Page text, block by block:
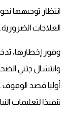
انتظار توجيهها
العلاجات الضرورية.
وفور إخطارها،
وانتشال جثتي
أوليا قصد الوقوف
تنفيذا لتعليمات